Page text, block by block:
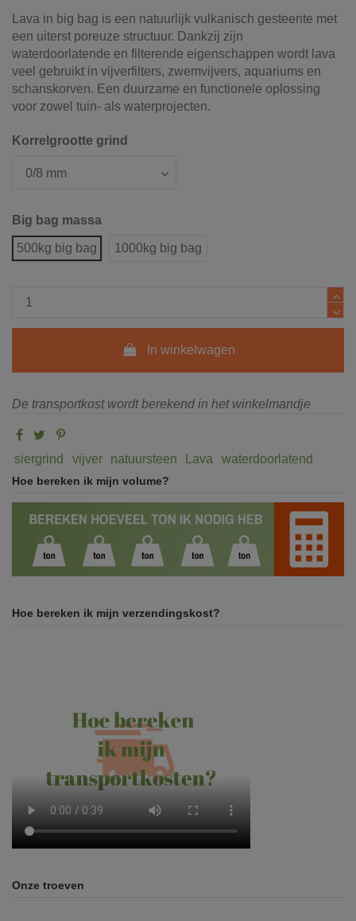
Lava in big bag is een natuurlijk vulkanisch gesteente met
een uiterst poreuze structuur. Dankzij zijn
waterdoorlatende en filterende eigenschappen wordt lava
veel gebruikt in vijverfilters, zwemvijvers, aquariums en
schanskorven. Een duurzame en functionele oplossing
voor zowel tuin- als waterprojecten.
Korrelgrootte grind
Big bag massa
500kg big bag 1000kg big bag
In winkelwagen
De transportkost wordt berekend in het winkelmandje
siergrind vijver natuursteen Lava waterdoorlatend
Hoe bereken ik mijn volume?
Hoe bereken ik mijn verzendingskost?
Onze troeven